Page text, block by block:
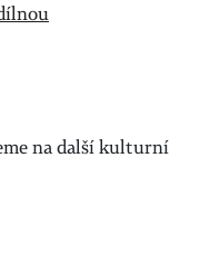
na další kulturní